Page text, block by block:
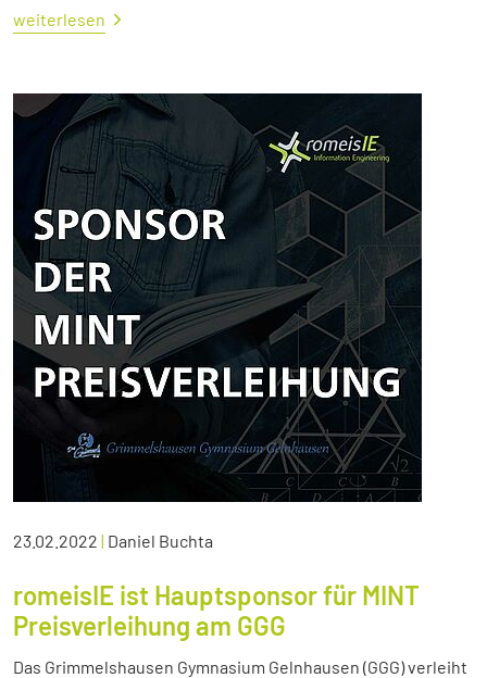
weiterlesen
23.02.2022 | Daniel Buchta
romeisIE ist Hauptsponsor für MINT
Preisverleihung am GGG
Das Grimmelshausen Gymnasium Gelnhausen (GGG) verleiht